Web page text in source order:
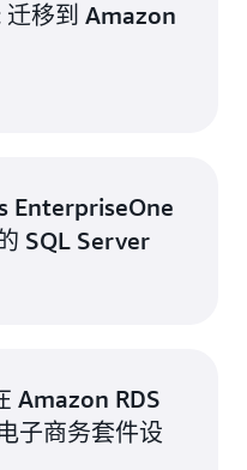
移到 Amazon
EnterpriseOne
SQL Server
Amazon RDS
子商务套件设